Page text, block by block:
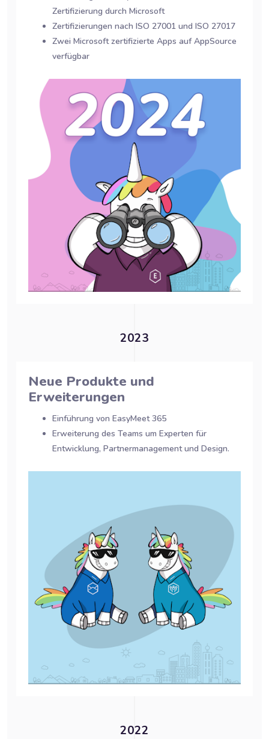
Zertifizierung durch Microsoft
Zertifizierungen nach ISO 27001 und ISO 27017
Zwei Microsoft zertifizierte Apps auf AppSource
verfügbar
2023
Neue Produkte und
Erweiterungen
Einführung von EasyMeet 365
Erweiterung des Teams um Experten für
Entwicklung, Partnermanagement und Design.
2022